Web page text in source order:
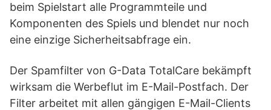
beim Spielstart alle Programmteile und
Komponenten des Spiels und blendet nur noch
eine einzige Sicherheitsabfrage ein.
Der Spamfilter von G-Data TotalCare bekämpft
wirksam die Werbeflut im E-Mail-Postfach. Der
Filter arbeitet mit allen gängigen E-Mail-Clients